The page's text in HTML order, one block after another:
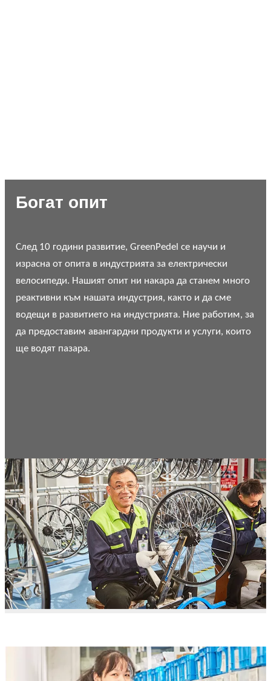
Богат опит
След 10 години развитие, GreenPedel се научи и
израсна от опита в индустрията за електрически
велосипеди. Нашият опит ни накара да станем много
реактивни към нашата индустрия, както и да сме
водещи в развитието на индустрията. Ние работим, за
да предоставим авангардни продукти и услуги, които
ще водят пазара.